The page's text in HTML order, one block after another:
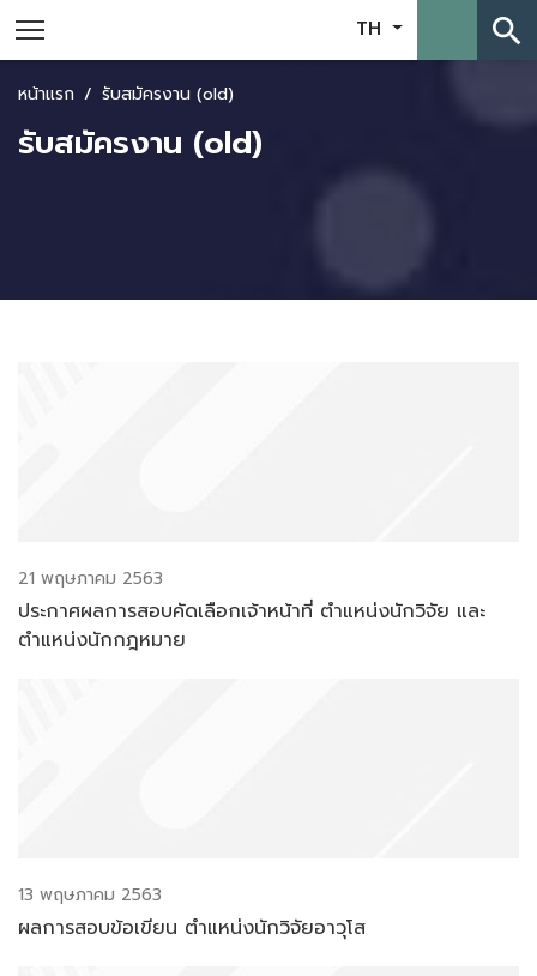
TH search
หน้าแรก รับสมัครงาน (old)
รับสมัครงาน (old)
21 พฤษภาคม 2563
ประกาศผลการสอบคัดเลือกเจ้าหน้าที่ ตำแหน่งนักวิจัย และ
ตำแหน่งนักกฎหมาย
13 พฤษภาคม 2563
ผลการสอบข้อเขียน ตำแหน่งนักวิจัยอาวุโส